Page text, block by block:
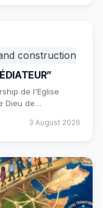
construction
de l'Eglise
Dieu de…
3 August 2026